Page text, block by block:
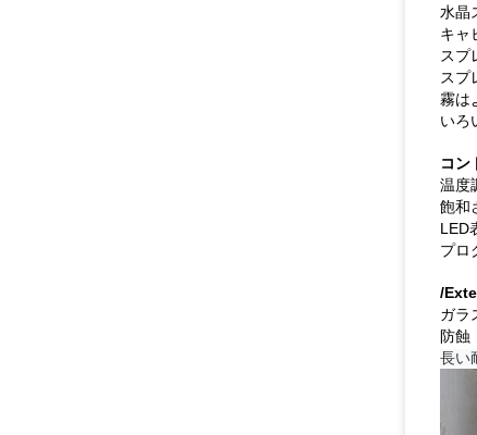
水晶
キャ
スプ
スプ
霧は
いろ
コン
温度
飽和
LED
プロ
/
ガラ
防蝕
長い